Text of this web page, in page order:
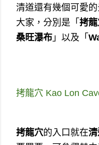
清道還有幾個可愛
大家，分別是「 拷
桑旺瀑布 」以及「
拷龍穴 Kao Lon
拷龍穴的入口就在